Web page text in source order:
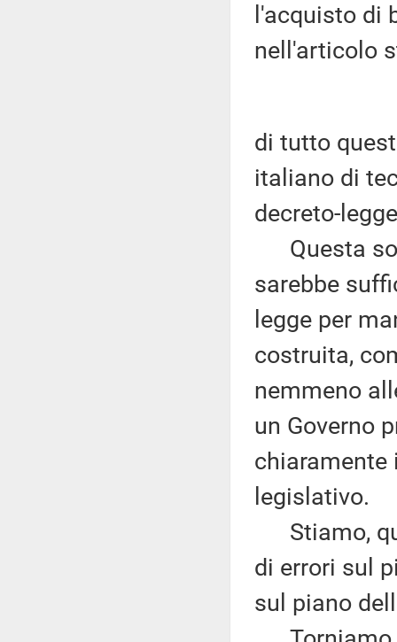
l'acquisto di
nell'articolo
di tutto
italiano di
decreto-
Questa
sarebbe
legge per
costruita,
nemmeno
un Governo
chiaramente
legislativo.
Stiamo,
di errori sul
sul piano